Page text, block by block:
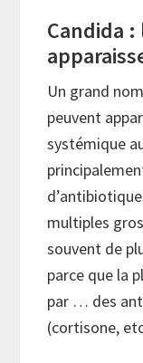
Candida
Un grand
peuvent
systémique
multiples
souvent de
parce que la
par … des
(cortisone,